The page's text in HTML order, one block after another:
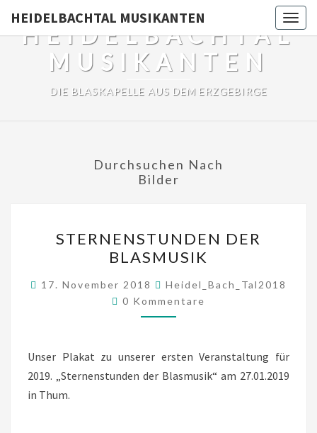
HEIDELBACHTAL MUSIKANTEN
HEIDELBACHTAL
MUSIKANTEN
DIE BLASKAPELLE AUS DEM ERZGEBIRGE
Durchsuchen Nach
Bilder
DER
BLASMUSIK
STERNENSTUNDEN DER
BLASMUSIK
17. November 2018
Heidel_Bach_Tal2018
Kommentare
0 Kommentare
Unser Plakat zu unserer ersten Veranstaltung für
2019. „Sternenstunden der Blasmusik“ am 27.01.2019
in Thum.